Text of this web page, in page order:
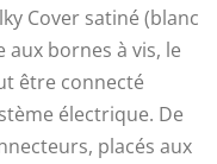
Cover satiné (blanc
aux bornes à vis, le
être connecté
électrique. De
placés aux